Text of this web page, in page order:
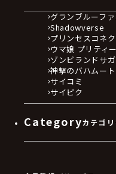
グランブルーフ
Shadowverse
プリンセスコネ
ウマ娘 プリティ
ゾンビランドサガ
神撃のバハムート
サイコミ
サイピク
Categoryカテゴ